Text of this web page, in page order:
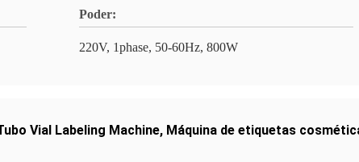
Poder:
220V, 1phase, 50-60Hz, 800W
Vial Labeling Machine, Máquina de etiquetas